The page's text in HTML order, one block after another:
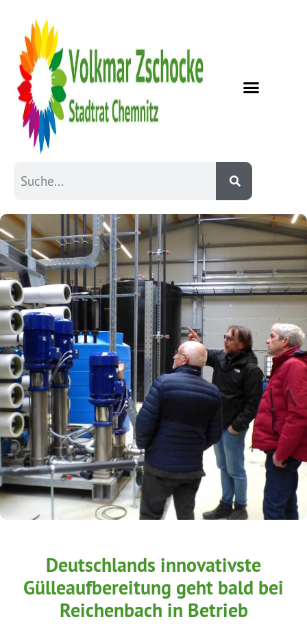
Deutschlands innovativste
Gülleaufbereitung geht bald bei
Reichenbach in Betrieb